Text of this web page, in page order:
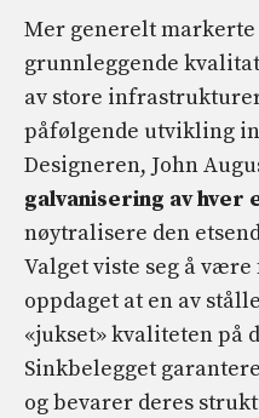
Mer generelt
grunnleggende
av store
påfølgende utvikling
Designeren, John
galvanisering av hver
nøytralisere den
Valget viste seg å
oppdaget at en av
«jukset» kvaliteten på
Sinkbelegget
og bevarer deres